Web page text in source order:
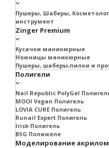
Пушеры, Шаберы,
инструмент
Zinger Premium
Кусачки маникюрные
Ножницы маникюрные
Пушеры, шаберы,пилки и
Полигели
Nail Republic PolyGel
MOOI Vegan Полигель
LOVIA CURE Полигель
Runail Expert Полигель
Irisk Полигель
BSG Полижеле
Моделирование акрилом